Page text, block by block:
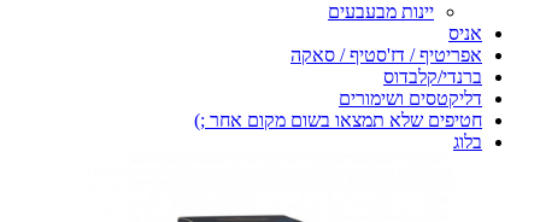
יינות מבעבעים
אניס
אפריטיף / דז'סטיף / סאקה
ברנדי/קלבדוס
דליקטסים ושימורים
חטיפים שלא תמצאו בשום מקום אחר ;)
בלוג